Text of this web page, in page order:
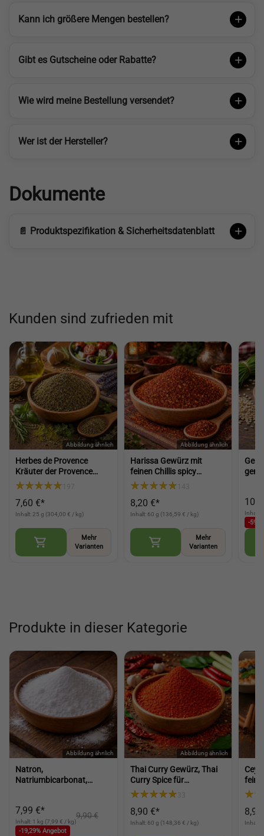
Kann ich größere Mengen bestellen?
Gibt es Gutscheine oder Rabatte?
Wie wird meine Bestellung versendet?
Wer ist der Hersteller?
Dokumente
📄 Produktspezifikation & Sicherheitsdatenblatt
Kunden sind zufrieden mit
Herbes de Provence
Kräuter der Provence
Gewürz für Salat
Küche und Gerichte
(Herbs of Provence)
7,60 €*
Inhalt: 25 g (304,00 € / kg)
Mehr
Varianten
Harissa Gewürz mit
feinen Chillis spicy
Gewürz scharfes Gewürz
und Kochen (Harissa
Spice)
8,20 €*
Inhalt: 60 g (136,59 € / kg)
Mehr
Varianten
Inhalt:
-
Produkte in dieser Kategorie
Natron,
Natriumbicarbonat,
Küche (Baking Soda)
7,99 €*
Inhalt: 1 kg (7,99 € / kg)
9,90 €
-19,29% Angebot
Thai Curry Gewürz, Thai
Curry Spice für
thailändische
Küche (Thai Curry
Seasoning)
8,90 €*
Inhalt: 60 g (148,36 € / kg)
fein
Inhalt: